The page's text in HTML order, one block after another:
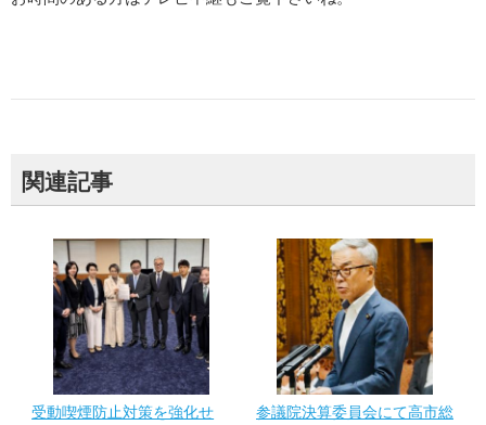
関連記事
受動喫煙防止対策を強化せ
参議院決算委員会にて高市総